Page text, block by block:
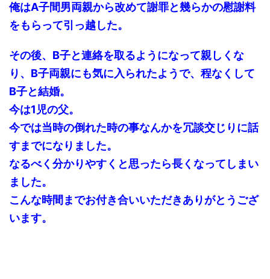
俺はA子間男両親から改めて謝罪と幾らかの慰謝料
をもらって引っ越した。
その後、B子と連絡を取るようになって親しくな
り、B子両親にも気に入られたようで、程なくして
B子と結婚。
今は1児の父。
今では当時の倒れた時の事なんかを冗談交じりに話
すまでになりました。
なるべく分かりやすくと思ったら長くなってしまい
ました。
こんな時間までお付き合いいただきありがとうござ
います。